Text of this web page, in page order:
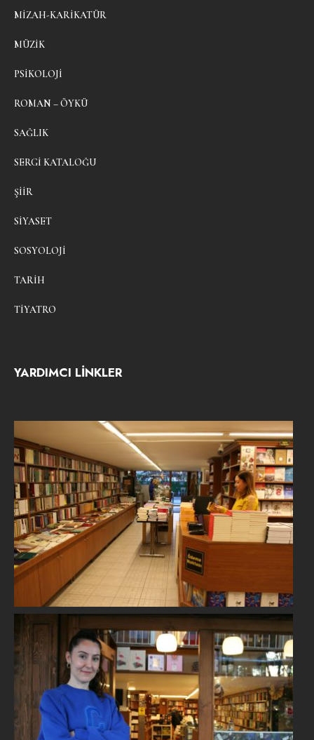
MIZAH-KARIKATÜR
MÜZIK
PSIKOLOJI
ROMAN – ÖYKÜ
SAĞLIK
SERGI KATALOĞU
ŞIIR
SIYASET
SOSYOLOJI
TARIH
TIYATRO
YARDIMCI LİNKLER